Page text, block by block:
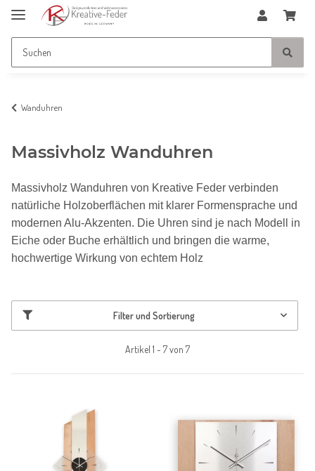
Wanduhren
Massivholz Wanduhren
Massivholz Wanduhren von Kreative Feder verbinden
natürliche Holzoberflächen mit klarer Formensprache und
modernen Alu-Akzenten. Die Uhren sind je nach Modell in
Eiche oder Buche erhältlich und bringen die warme,
hochwertige Wirkung von echtem Holz
Filter und Sortierung
Artikel 1 - 7 von 7